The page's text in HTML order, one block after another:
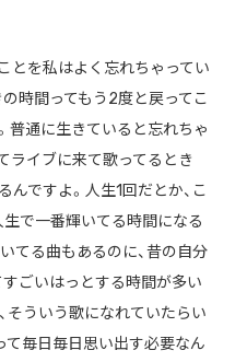
とを私はよく忘れちゃってい
の時間ってもう2度と戻ってこ
普通に生きていると忘れちゃ
ライブに来て歌ってるとき
んですよ。人生1回だとか、こ
生で一番輝いてる時間になる
てる曲もあるのに、昔の自分
ごいはっとする時間が多い
そういう歌になれていたらい
て毎日毎日思い出す必要なん